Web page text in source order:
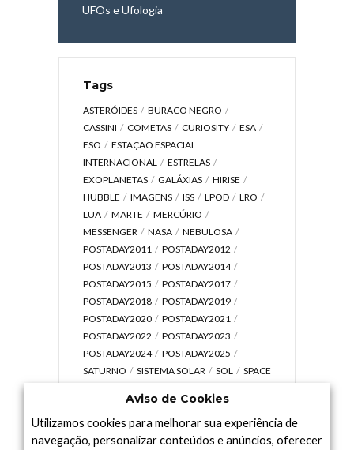
UFOs e Ufologia
Tags
ASTERÓIDES
BURACO NEGRO
CASSINI
COMETAS CURIOSITY
ESA
ESO
ESTAÇÃO ESPACIAL
INTERNACIONAL
ESTRELAS
EXOPLANETAS
GALÁXIAS
HIRISE
HUBBLE
IMAGENS ISS LPOD
LRO
LUA
MARTE
MERCÚRIO
MESSENGER
NASA
NEBULOSA
POSTADAY2011
POSTADAY2012
POSTADAY2013
POSTADAY2014
POSTADAY2015
POSTADAY2017
POSTADAY2018
POSTADAY2019
POSTADAY2020
POSTADAY2021
POSTADAY2022
POSTADAY2023
POSTADAY2024
POSTADAY2025
SATURNO
SISTEMA SOLAR SOL
SPACE
UNIVERSO
VÍDEO
Aviso de Cookies
Utilizamos cookies para melhorar sua experiência de
navegação, personalizar conteúdos e anúncios, oferecer